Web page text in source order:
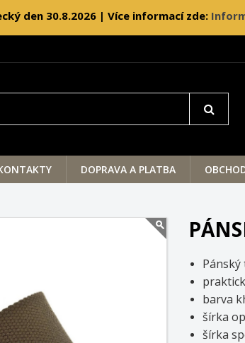
den 30.8.2026 | Více informací zde:
DOPRAVA A PLATBA
barva
šírka
šírka